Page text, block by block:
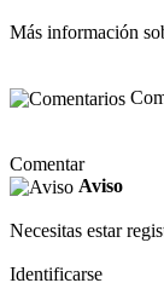
Más información
Comentar
Aviso
Necesitas estar
Identificarse